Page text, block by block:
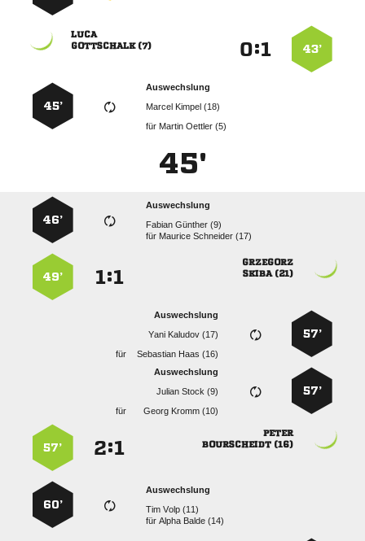
43’
:

 
Auswechslung
  
für   
45’
45'
Auswechslung
  
für   
46’

 
:
49’
57’
Auswechslung
  
für
  
57’
Auswechslung
  
für
  

 
:
57’
Auswechslung
  
für  
60’